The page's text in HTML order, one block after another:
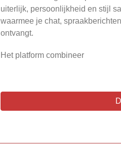
uiterlijk, persoonlijkheid en stijl
waarmee je chat,
ontvangt.
Het platform combineer